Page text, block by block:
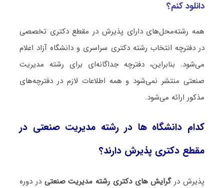
دانلود کنم؟
همه رشته‌محل‌های دارای پذیرش در مقطع دکتری تخصصی
در دفترچه انتخاب رشته دکتری سراسری و دانشگاه آزاد اعلام
می‌شود. بنابراین، دفترچه جداگانه‌ای برای رشته ﻣﺪﻳﺮﻳﺖ
صنعتی منتشر نمی‌شود و همه اطلاعات لازم در دفترچه‌های
مذکور ارائه می‌شود.
کدام دانشگاه ها در رشته ﻣﺪﻳﺮﻳﺖ صنعتی در
مقطع دکتری پذیرش دارند؟
پذیرش درگرایش های دکتری رشته ﻣﺪﻳﺮﻳﺖ صنعتی در دوره